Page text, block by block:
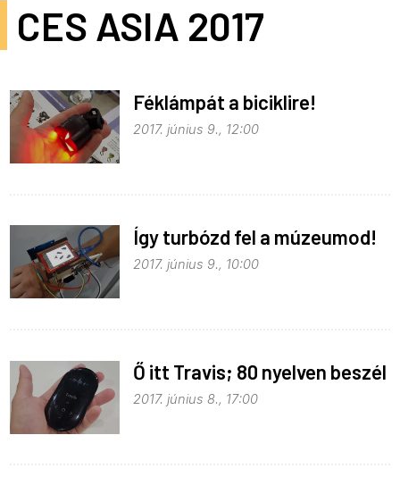
CES ASIA 2017
Féklámpát a biciklire!
2017. június 9., 12:00
Így turbózd fel a múzeumod!
2017. június 9., 10:00
Ő itt Travis; 80 nyelven beszél
2017. június 8., 17:00